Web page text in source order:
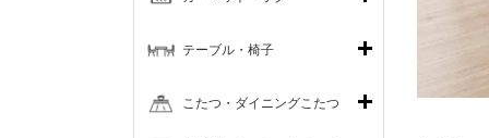
テーブル・椅子
こたつ・ダイニングこたつ